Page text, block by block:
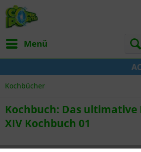
Menü
Kochbücher
Kochbuch: Das ultimative
XIV Kochbuch 01